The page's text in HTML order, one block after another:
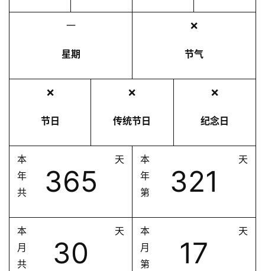
一
星期
❌
节气
❌
节日
❌
传统节日
❌
纪念日
本
年
共
365
天
本
年
第
321
天
本
月
共
30
天
本
月
第
17
天